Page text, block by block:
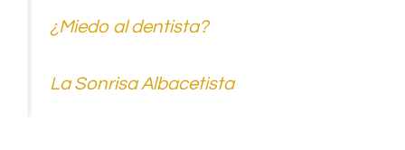
¿Miedo al dentista?
La Sonrisa Albacetista